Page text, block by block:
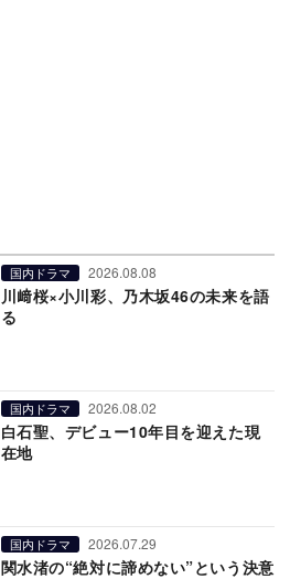
国内ドラマ 2026.08.08
川﨑桜×小川彩、乃木坂46の未来を語
る
国内ドラマ 2026.08.02
白石聖、デビュー10年目を迎えた現
在地
国内ドラマ 2026.07.29
関水渚の“絶対に諦めない”という決意